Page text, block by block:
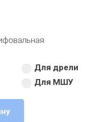
Для дрели
Для МШУ